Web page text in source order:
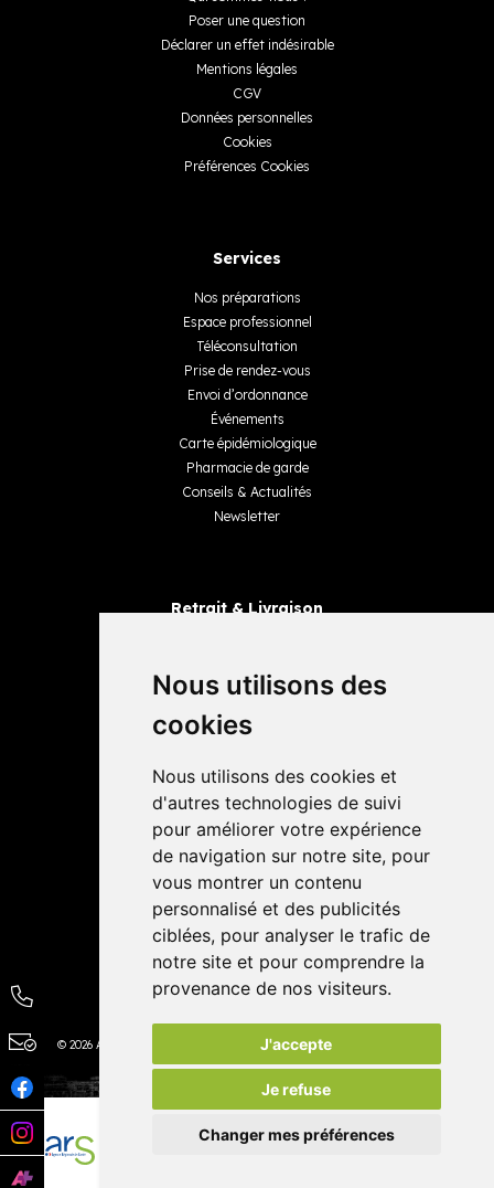
Nous utilisons des
cookies
Nous utilisons des cookies et
d'autres technologies de suivi
pour améliorer votre expérience
de navigation sur notre site, pour
vous montrer un contenu
personnalisé et des publicités
ciblées, pour analyser le trafic de
notre site et pour comprendre la
provenance de nos visiteurs.
J'accepte
Je refuse
Changer mes préférences
Poser une question
Déclarer un effet indésirable
Mentions légales
CGV
Données personnelles
Cookies
Préférences Cookies
Services
Nos préparations
Espace professionnel
Téléconsultation
Prise de rendez-vous
Envoi d’ordonnance
Événements
Carte épidémiologique
Pharmacie de garde
Conseils & Actualités
Newsletter
Retrait & Livraison
Livraisons
4,4 / 5 65 avis
© 2026 Autour de la Pharmacie Tous droits réservés